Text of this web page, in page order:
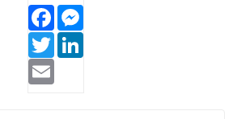
Facebook
Twitter